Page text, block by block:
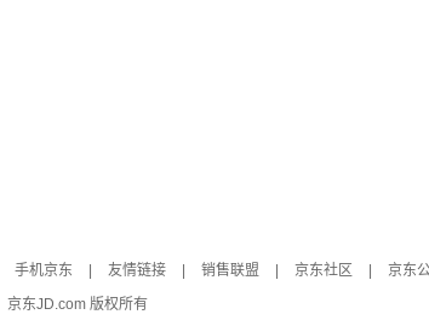
手机京东 友情链接 销售联盟 京东社区
京东
京东JD.com 版权所有